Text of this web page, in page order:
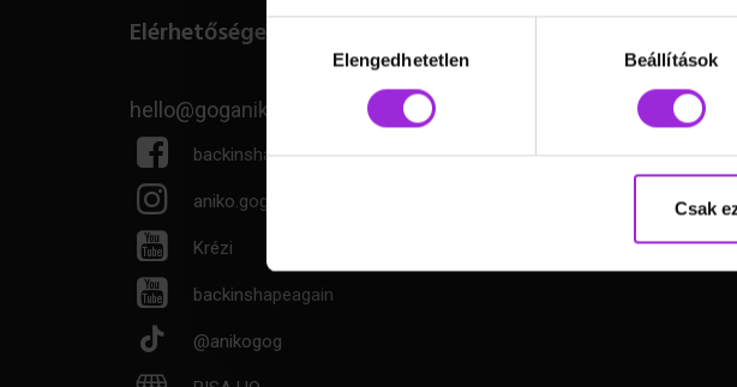
Hozzájárulás
kiválasztásaElengedhetetlen Beállítások
Csak
Elérhetőségeim
hello@goganiko.hu
backinshapeagain
aniko.gog
Krézi
backinshapeagain
@anikogog